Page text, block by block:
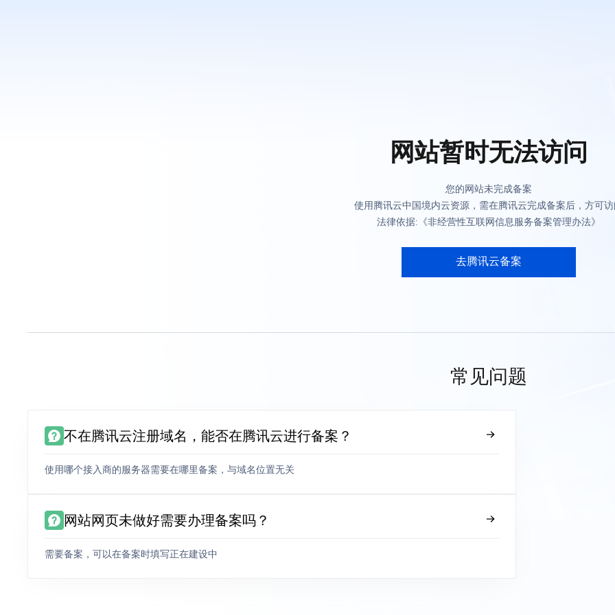
网站暂时无法访问
您的网站未完成备案
使用腾讯云中国境内云资源，需在腾讯云完成备案后，方可
法律依据:《非经营性互联网信息服务备案管理办法》
去腾讯云备案
常见问题
不在腾讯云注册域名，能否在腾讯云进行备案？
使用哪个接入商的服务器需要在哪里备案，与域名位置无关
网站网页未做好需要办理备案吗？
需要备案，可以在备案时填写正在建设中